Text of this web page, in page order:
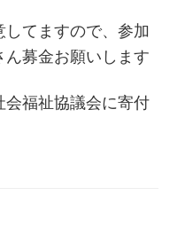
てますので、参加
募金お願いします
福祉協議会に寄付